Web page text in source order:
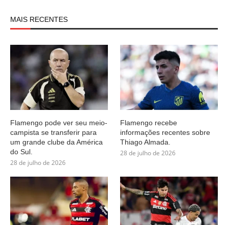
MAIS RECENTES
Flamengo pode ver seu meio-
campista se transferir para
um grande clube da América
do Sul.
28 de julho de 2026
Flamengo recebe
informações recentes sobre
Thiago Almada.
28 de julho de 2026